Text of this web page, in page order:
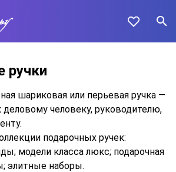
ручки
шариковая или перьевая ручка —
человеку, руководителю,
подарочных ручек:
модели класса люкс; подарочная
элитные наборы.